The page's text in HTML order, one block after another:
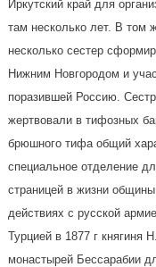
Иркутский край для
там несколько лет. В том
несколько сестер
Нижним Новгородом и
поразившей Россию.
жертвовали в тифозных
брюшного тифа общий
специальное отделение
страницей в жизни
действиях с русской
Турцией в 1877 г княгиня
монастырей Бессарабии